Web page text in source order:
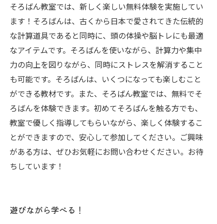
そろばん教室では、新しく楽しい無料体験を実施してい
ます！そろばんは、古くから日本で愛されてきた伝統的
な計算道具であると同時に、頭の体操や脳トレにも最適
なアイテムです。そろばんを使いながら、計算力や集中
力の向上を図りながら、同時にストレスを解消すること
も可能です。そろばんは、いくつになっても楽しむこと
ができる教材です。また、そろばん教室では、無料でそ
ろばんを体験できます。初めてそろばんを触る方でも、
教室で優しく指導してもらいながら、楽しく体験するこ
とができますので、安心して参加してください。ご興味
がある方は、ぜひお気軽にお問い合わせください。お待
ちしています！
遊びながら学べる！